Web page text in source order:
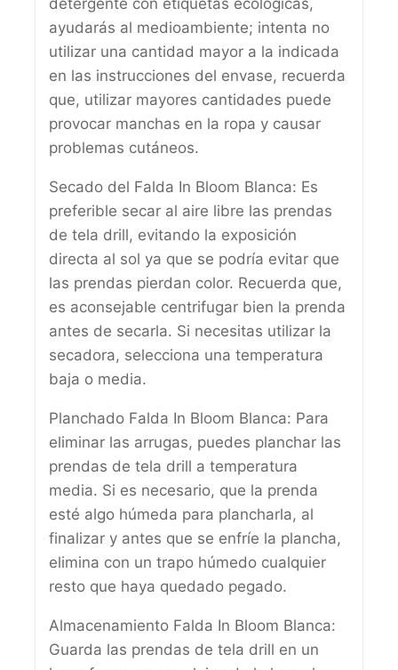
detergente con etiquetas ecológicas,
ayudarás al medioambiente; intenta no
utilizar una cantidad mayor a la indicada
en las instrucciones del envase, recuerda
que, utilizar mayores cantidades puede
provocar manchas en la ropa y causar
problemas cutáneos.
Secado del Falda In Bloom Blanca: Es
preferible secar al aire libre las prendas
de tela drill, evitando la exposición
directa al sol ya que se podría evitar que
las prendas pierdan color. Recuerda que,
es aconsejable centrifugar bien la prenda
antes de secarla. Si necesitas utilizar la
secadora, selecciona una temperatura
baja o media.
Planchado Falda In Bloom Blanca: Para
eliminar las arrugas, puedes planchar las
prendas de tela drill a temperatura
media. Si es necesario, que la prenda
esté algo húmeda para plancharla, al
finalizar y antes que se enfríe la plancha,
elimina con un trapo húmedo cualquier
resto que haya quedado pegado.
Almacenamiento Falda In Bloom Blanca:
Guarda las prendas de tela drill en un